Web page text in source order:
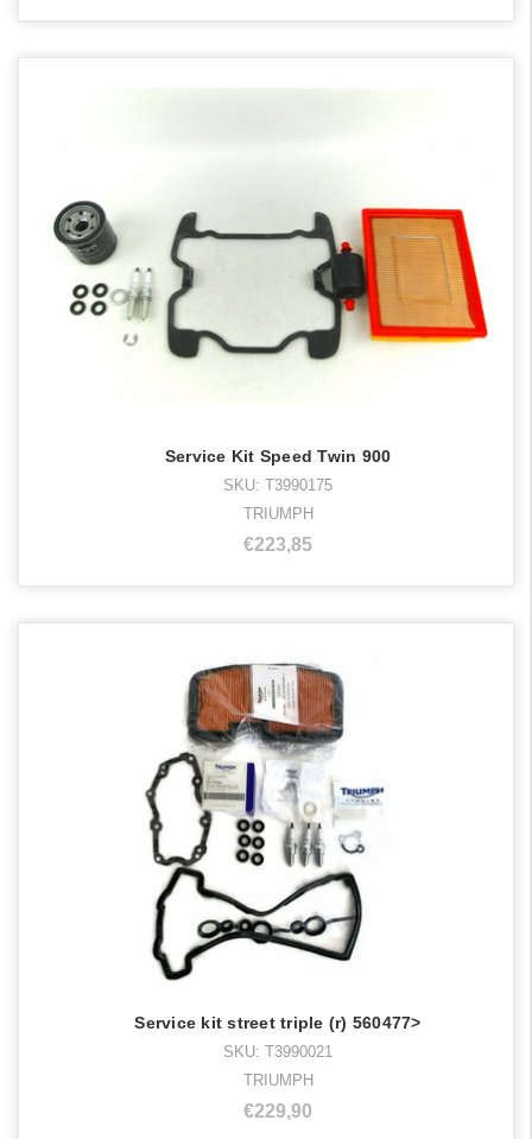
Service Kit Speed Twin 900
SKU: T3990175
TRIUMPH
€223,85
Service kit street triple (r) 560477>
SKU: T3990021
TRIUMPH
€229,90